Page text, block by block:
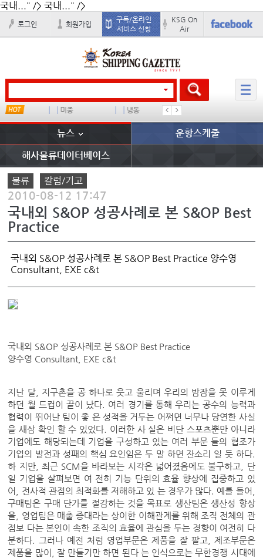
국내..." /> 국내..." />
로그인 회원가입
구독/온라인
서비스 신청
KSG On
Air
컨테이너 임대사
뉴스 운항스케줄
해사물류데이터베이스
물류 칼럼/기고
2010-08-12 17:47
국내외 S&OP 성공사례로 본 S&OP Best
Practice
국내외 S&OP 성공사례로 본 S&OP Best Practice 양수영
Consultant, EXE c&t
국내외 S&OP 성공사례로 본 S&OP Best Practice
양수영 Consultant, EXE c&t
지난 달, 지구촌을 공 하나로 웃고 울리며 우리의 밤잠을 못 이루게
하던 월 드컵이 끝이 났다. 여러 경기를 통해 우리는 공수의 능력과
협력이 뛰어난 팀이 좋 은 성적을 거두는 어쩌면 너무나 당연한 사실
을 새삼 확인 할 수 있었다. 이러한 사 실은 비단 스포츠뿐만 아니라
기업에도 해당되는데 기업을 구성하고 있는 여러 부문 들의 협조가
기업의 발전과 성패의 핵심 요인임은 두 말 하면 잔소리 일 듯 하다.
하 지만, 최근 SCM을 바라보는 시각은 넓어졌음에도 불구하고, 단
일 기업을 살펴보면 여 전히 기능 단위의 효율 향상에 집중하고 있
어, 전사적 관점의 최적화를 저해하고 있 는 경우가 많다. 예를 들어,
구매팀은 구매 단가를 절감하는 것을 목표로 생산팀은 생산성 향상
을, 영업팀은 매출 증대라는 상이한 이해관계를 위해 조직 전체의 관
점보 다는 본인이 속한 조직의 효율에 관심을 두는 경향이 여전히 다
분하다. 그러나 예전 처럼 영업부문은 제품을 잘 팔고, 제조부문은
제품을 많이, 잘 만들기만 하면 된다 는 인식으로는 무한경쟁 시대에